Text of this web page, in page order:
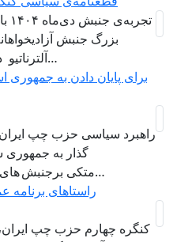
بزرگ جنبش
آلترناتیو دموکراتیک در سپهر سیاسی کشور…
برای پایان دادن به جمهوری
راهبرد سياسی حزب چپ ایران
گذار به جمهوری
متکی برجنبش های اجتماعی، نهادهای مدنی و خیزش‌…
راستاهای
کنگره چهارم حزب چپ ایران،